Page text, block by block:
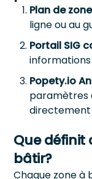
Plan de
ligne ou au
Portail SIG
Popety.io
paramètres
directement
Que définit
bâtir?
Chaque zone